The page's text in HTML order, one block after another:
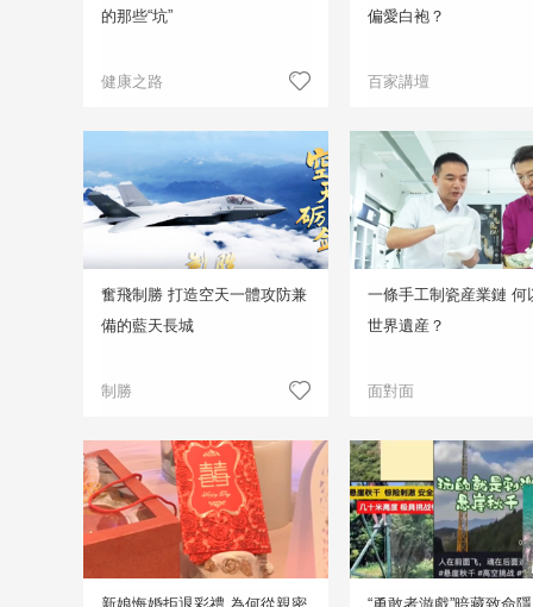
的那些“坑”
健康之路
偏愛白袍？
百家講壇
奮飛制勝 打造空天一體攻防兼
備的藍天長城
制勝
一條手工制瓷産業鏈 何
世界遺産？
面對面
新娘悔婚拒退彩禮 為何從親密
“勇敢者游戲”暗藏致命